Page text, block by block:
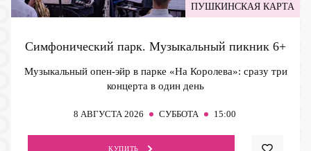
ПУШКИНСКАЯ КАРТА
Симфонический парк. Музыкальный пикник 6+
Музыкальный опен-эйр в парке «На Королева»: сразу три
концерта в один день
8 АВГУСТА 2026 СУББОТА 15:00
КУПИТЬ